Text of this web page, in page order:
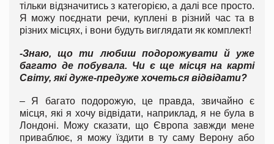
тільки відзначитись з категорією, а далі все просто.
Я можу поєднати речи, куплені в різний час та в
різних місцях, і вони будуть виглядати як комплект!
-Знаю, що ти любиш подорожувати й уже
багато де побувала. Чи є ще місця на карті
Світу, які дуже-предуже хочеться відвідати?
– Я багато подорожую, це правда, звичайно є
місця, які я хочу відвідати, наприклад, я не була в
Лондоні. Можу сказати, що Європа завжди мене
приваблює, я можу їздити в ту саму Верону або